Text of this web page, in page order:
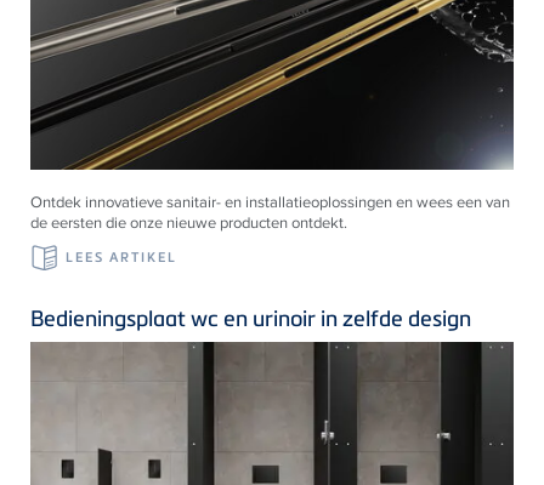
Ontdek innovatieve sanitair- en installatieoplossingen en wees een van
de eersten die onze nieuwe producten ontdekt.
LEES ARTIKEL
Bedieningsplaat wc en urinoir in zelfde design